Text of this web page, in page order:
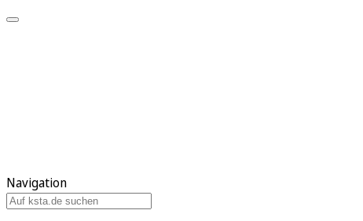
Navigation